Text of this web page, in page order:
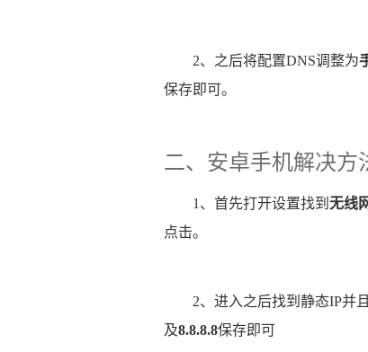
2、之后将配置DNS调整为
保存即可。
二、安卓手机解决方
1、首先打开设置找到 无线
点击。
2、进入之后找到静态IP并
及8.8.8.8保存即可